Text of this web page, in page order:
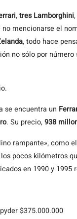
,tres Lamborghini,
mencionarse el
, todo hace
no sólo por
se encuentra un
. Su precio,938
rampante», como
pocos kilómetros
en 1990 y 1995
$375.000.000